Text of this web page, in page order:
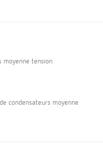
moyenne tension
condensateurs moyenne